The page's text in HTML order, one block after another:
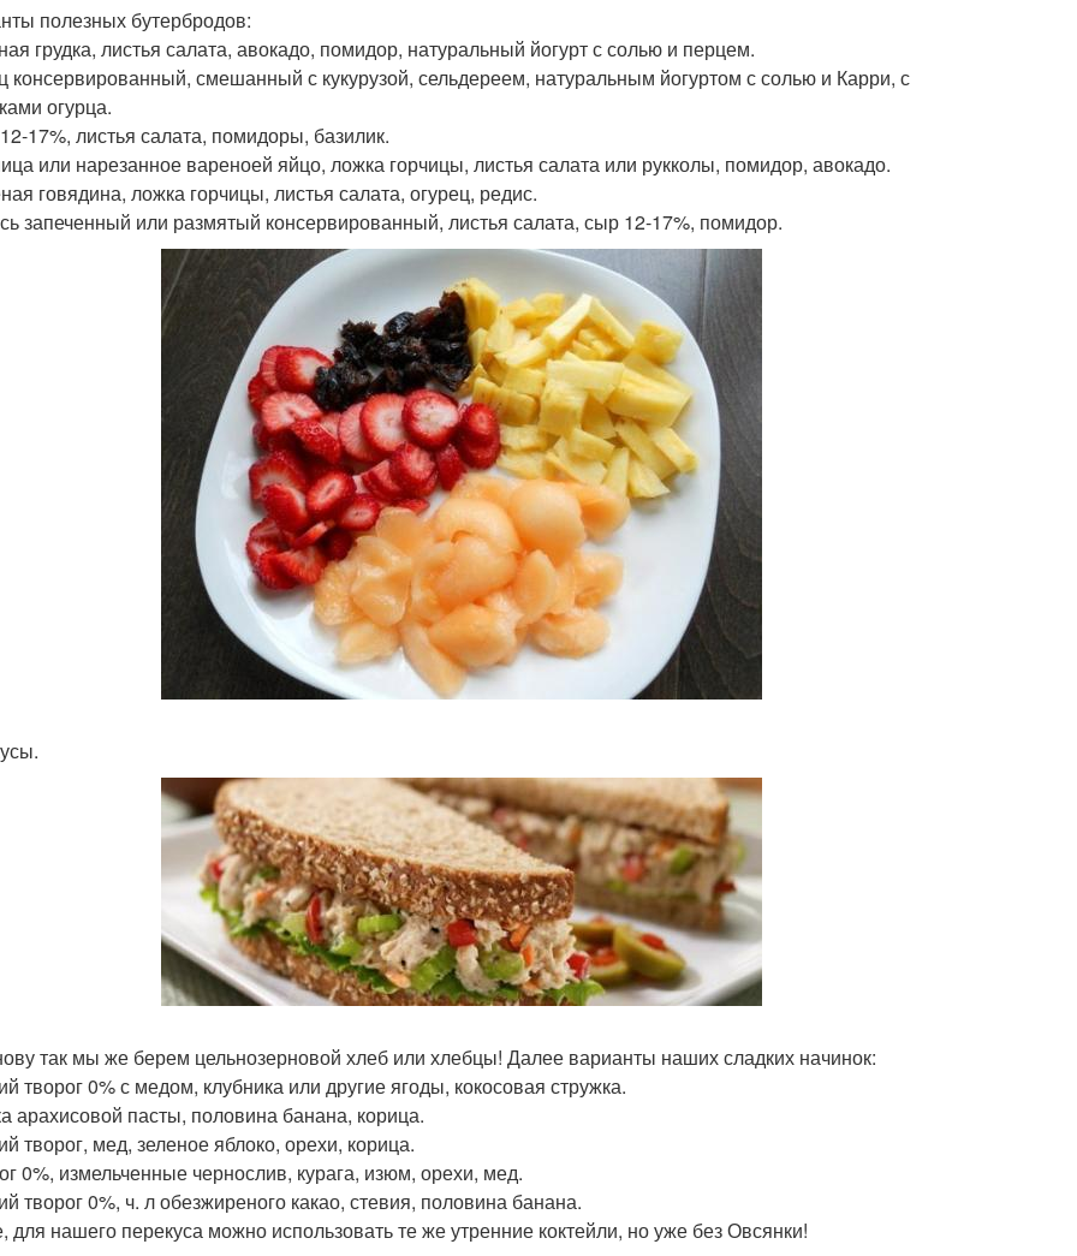
полезных бутербродов:
грудка, листья салата, авокадо, помидор, натуральный йогурт с солью и перцем.
консервированный, смешанный с кукурузой, сельдереем, натуральным йогуртом с солью и Карри, с
огурца.
17%, листья салата, помидоры, базилик.
или нарезанное вареноей яйцо, ложка горчицы, листья салата или рукколы, помидор, авокадо.
говядина, ложка горчицы, листья салата, огурец, редис.
запеченный или размятый консервированный, листья салата, сыр 12-17%, помидор.
так мы же берем цельнозерновой хлеб или хлебцы! Далее варианты наших сладких начинок:
творог 0% с медом, клубника или другие ягоды, кокосовая стружка.
арахисовой пасты, половина банана, корица.
творог, мед, зеленое яблоко, орехи, корица.
0%, измельченные чернослив, курага, изюм, орехи, мед.
творог 0%, ч. л обезжиреного какао, стевия, половина банана.
для нашего перекуса можно использовать те же утренние коктейли, но уже без Овсянки!